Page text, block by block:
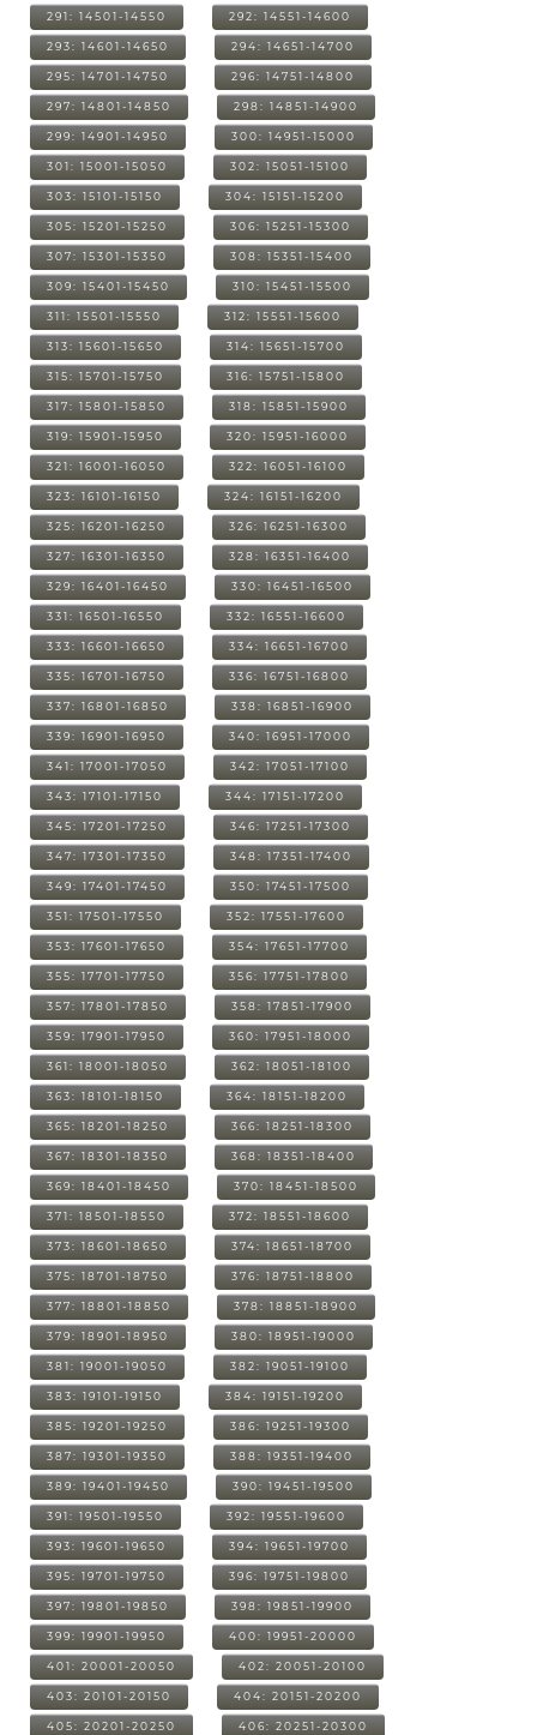
291: 14501-14550 292: 14551-14600
293: 14601-14650 294: 14651-14700
295: 14701-14750 296: 14751-14800
297: 14801-14850 298: 14851-14900
299: 14901-14950 300: 14951-15000
301: 15001-15050 302: 15051-15100
303: 15101-15150 304: 15151-15200
305: 15201-15250 306: 15251-15300
307: 15301-15350 308: 15351-15400
309: 15401-15450 310: 15451-15500
311: 15501-15550 312: 15551-15600
313: 15601-15650 314: 15651-15700
315: 15701-15750 316: 15751-15800
317: 15801-15850 318: 15851-15900
319: 15901-15950 320: 15951-16000
321: 16001-16050 322: 16051-16100
323: 16101-16150 324: 16151-16200
325: 16201-16250 326: 16251-16300
327: 16301-16350 328: 16351-16400
329: 16401-16450 330: 16451-16500
331: 16501-16550 332: 16551-16600
333: 16601-16650 334: 16651-16700
335: 16701-16750 336: 16751-16800
337: 16801-16850 338: 16851-16900
339: 16901-16950 340: 16951-17000
341: 17001-17050 342: 17051-17100
343: 17101-17150 344: 17151-17200
345: 17201-17250 346: 17251-17300
347: 17301-17350 348: 17351-17400
349: 17401-17450 350: 17451-17500
351: 17501-17550 352: 17551-17600
353: 17601-17650 354: 17651-17700
355: 17701-17750 356: 17751-17800
357: 17801-17850 358: 17851-17900
359: 17901-17950 360: 17951-18000
361: 18001-18050 362: 18051-18100
363: 18101-18150 364: 18151-18200
365: 18201-18250 366: 18251-18300
367: 18301-18350 368: 18351-18400
369: 18401-18450 370: 18451-18500
371: 18501-18550 372: 18551-18600
373: 18601-18650 374: 18651-18700
375: 18701-18750 376: 18751-18800
377: 18801-18850 378: 18851-18900
379: 18901-18950 380: 18951-19000
381: 19001-19050 382: 19051-19100
383: 19101-19150 384: 19151-19200
385: 19201-19250 386: 19251-19300
387: 19301-19350 388: 19351-19400
389: 19401-19450 390: 19451-19500
391: 19501-19550 392: 19551-19600
393: 19601-19650 394: 19651-19700
395: 19701-19750 396: 19751-19800
397: 19801-19850 398: 19851-19900
399: 19901-19950 400: 19951-20000
401: 20001-20050 402: 20051-20100
403: 20101-20150 404: 20151-20200
405: 20201-20250 406: 20251-20300